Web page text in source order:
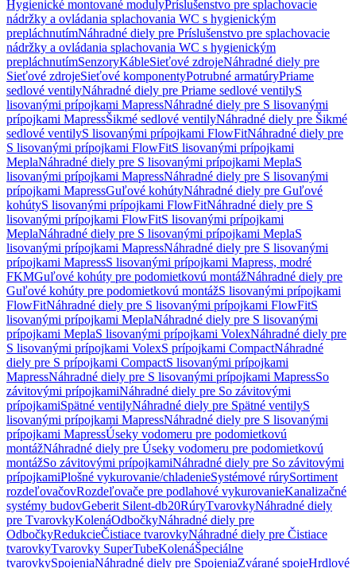
Hygienické montované modulyPríslušenstvo pre splachovacie
nádržky a ovládania splachovania WC s hygienickým
prepláchnutímNáhradné diely pre Príslušenstvo pre splachovacie
nádržky a ovládania splachovania WC s hygienickým
prepláchnutímSenzoryKábleSieťové zdrojeNáhradné diely pre
Sieťové zdrojeSieťové komponentyPotrubné armatúryPriame
sedlové ventilyNáhradné diely pre Priame sedlové ventilyS
lisovanými prípojkami MapressNáhradné diely pre S lisovanými
prípojkami MapressŠikmé sedlové ventilyNáhradné diely pre Šikmé
sedlové ventilyS lisovanými prípojkami FlowFitNáhradné diely pre
S lisovanými prípojkami FlowFitS lisovanými prípojkami
MeplaNáhradné diely pre S lisovanými prípojkami MeplaS
lisovanými prípojkami MapressNáhradné diely pre S lisovanými
prípojkami MapressGuľové kohútyNáhradné diely pre Guľové
kohútyS lisovanými prípojkami FlowFitNáhradné diely pre S
lisovanými prípojkami FlowFitS lisovanými prípojkami
MeplaNáhradné diely pre S lisovanými prípojkami MeplaS
lisovanými prípojkami MapressNáhradné diely pre S lisovanými
prípojkami MapressS lisovanými prípojkami Mapress, modré
FKMGuľové kohúty pre podomietkovú montážNáhradné diely pre
Guľové kohúty pre podomietkovú montážS lisovanými prípojkami
FlowFitNáhradné diely pre S lisovanými prípojkami FlowFitS
lisovanými prípojkami MeplaNáhradné diely pre S lisovanými
prípojkami MeplaS lisovanými prípojkami VolexNáhradné diely pre
S lisovanými prípojkami VolexS prípojkami CompactNáhradné
diely pre S prípojkami CompactS lisovanými prípojkami
MapressNáhradné diely pre S lisovanými prípojkami MapressSo
závitovými prípojkamiNáhradné diely pre So závitovými
prípojkamiSpätné ventilyNáhradné diely pre Spätné ventilyS
lisovanými prípojkami MapressNáhradné diely pre S lisovanými
prípojkami MapressÚseky vodomeru pre podomietkovú
montážNáhradné diely pre Úseky vodomeru pre podomietkovú
montážSo závitovými prípojkamiNáhradné diely pre So závitovými
prípojkamiPlošné vykurovanie/chladenieSystémové rúrySortiment
rozdeľovačovRozdeľovače pre podlahové vykurovanieKanalizačné
systémy budovGeberit Silent-db20RúryTvarovkyNáhradné diely
pre TvarovkyKolenáOdbočkyNáhradné diely pre
OdbočkyRedukcieČistiace tvarovkyNáhradné diely pre Čistiace
tvarovkyTvarovky SuperTubeKolenáŠpeciálne
tvarovkySpojeniaNáhradné diely pre SpojeniaZvárané spojeHrdlové